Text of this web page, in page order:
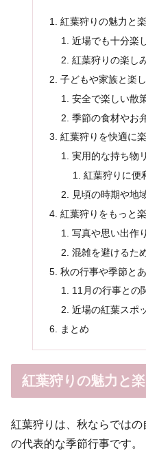
紅葉狩りの魅力と
近場でも十分楽
紅葉狩りの楽し
子どもや家族と楽
安全で楽しい散
季節の食材やお
紅葉狩りを快適に
実用的な持ち物
紅葉狩りに便
見頃の時期や地
紅葉狩りをもっと
写真や思い出作
混雑を避けるた
秋の行事や季節と
11月の行事との
近場の紅葉スポ
まとめ
紅葉狩りの魅力と
紅葉狩りは、秋ならでは
の代表的な季節行事です。